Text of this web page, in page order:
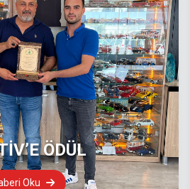
PLAZA
Oku